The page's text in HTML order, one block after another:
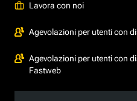
Lavora con noi
Agevolazioni per utenti con
Agevolazioni per utenti con
Fastweb